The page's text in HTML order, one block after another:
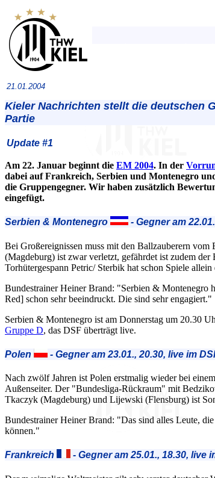
21.01.2004
Kieler Nachrichten stellt die deutschen
Partie
Update #1
Am 22. Januar beginnt die EM 2004. In der
dabei auf Frankreich, Serbien und Montenegro
die Gruppengegner. Wir haben zusätzlich
eingefügt.
Serbien & Montenegro - Gegner am
Bei Großereignissen muss mit den Ballzauberern vom
(Magdeburg) ist zwar verletzt, gefährdet ist zudem
Torhütergespann Petric/ Sterbik hat schon Spiele allein
Bundestrainer Heiner Brand: "Serbien & Montenegro
Red] schon sehr beeindruckt. Die sind sehr engagiert."
Serbien & Montenegro ist am Donnerstag um 20.30
Gruppe D, das DSF überträgt live.
Polen - Gegner am 23.01., 20.30, live im
Nach zwölf Jahren ist Polen erstmalig wieder bei
Außenseiter. Der "Bundesliga-Rückraum" mit
Tkaczyk (Magdeburg) und Lijewski (Flensburg) ist
Bundestrainer Heiner Brand: "Das sind alles Leute,
können."
Frankreich - Gegner am 25.01., 18.30, live